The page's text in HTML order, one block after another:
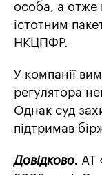
особа, а отже
істотним
НКЦПФР.
У компанії
регулятора
Однак суд
підтримав
Довідково. АТ